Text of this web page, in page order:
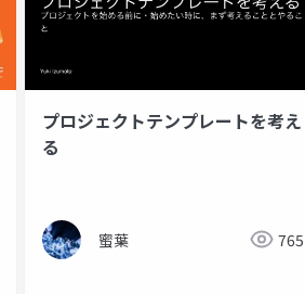
プロジェクトテンプレートを考え
る
蜜葉 765